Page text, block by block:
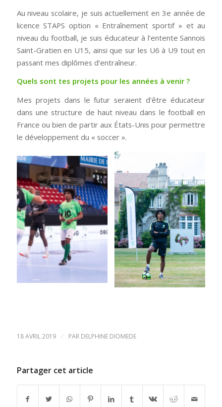
Au niveau scolaire, je suis actuellement en 3e année de
licence STAPS option « Entraînement sportif » et au
niveau du football, je suis éducateur à l’entente Sannois
Saint-Gratien en U15, ainsi que sur les U6 à U9 tout en
passant mes diplômes d’entraîneur.
Quels sont tes projets pour les années à venir ?
Mes projets dans le futur seraient d’être éducateur
dans une structure de haut niveau dans le football en
France ou bien de partir aux États-Unis pour permettre
le développement du « soccer ».
18 AVRIL 2019 / PAR DELPHINE DIOMEDE
Partager cet article